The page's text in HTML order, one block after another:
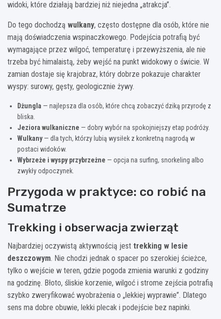
widoki, które działają bardziej niż niejedna „atrakcja”.
Do tego dochodzą wulkany, często dostępne dla osób, które nie
mają doświadczenia wspinaczkowego. Podejścia potrafią być
wymagające przez wilgoć, temperaturę i przewyższenia, ale nie
trzeba być himalaistą, żeby wejść na punkt widokowy o świcie. W
zamian dostaje się krajobraz, który dobrze pokazuje charakter
wyspy: surowy, gęsty, geologicznie żywy.
Dżungla — najlepsza dla osób, które chcą zobaczyć dziką przyrodę z
bliska.
Jeziora wulkaniczne — dobry wybór na spokojniejszy etap podróży.
Wulkany— dla tych, którzy lubią wysiłek z konkretną nagrodą w
postaci widoków.
Wybrzeże i wyspy przybrzeżne — opcja na surfing, snorkeling albo
zwykły odpoczynek.
Przygoda w praktyce: co robić na
Sumatrze
Trekking i obserwacja zwierząt
Najbardziej oczywistą aktywnością jest trekking w lesie
deszczowym. Nie chodzi jednak o spacer po szerokiej ścieżce,
tylko o wejście w teren, gdzie pogoda zmienia warunki z godziny
na godzinę. Błoto, śliskie korzenie, wilgoć i strome zejścia potrafią
szybko zweryfikować wyobrażenia o „lekkiej wyprawie”. Dlatego
sens ma dobre obuwie, lekki plecak i podejście bez napinki.